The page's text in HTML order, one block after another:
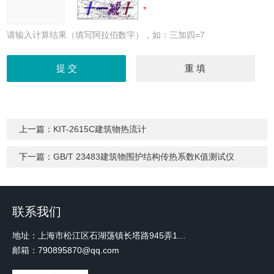
请输入计算结果（填写阿拉伯数字），如：三加四=7
上一篇： KIT-2615C建筑物热流计
下一篇：GB/T 23483建筑物围护结构传热系数K值测试仪
联系我们
邮箱：790895870@qq.com